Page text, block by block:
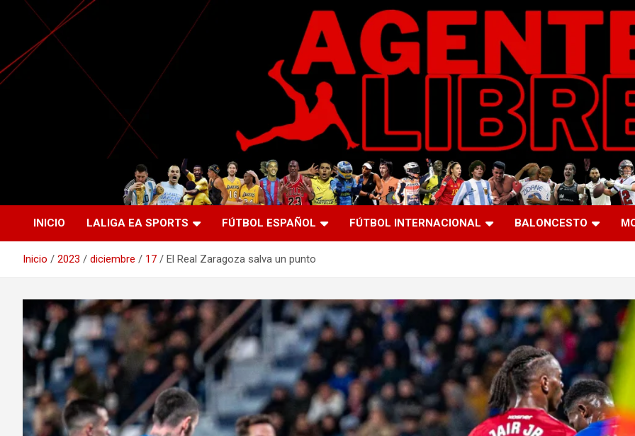
Saltar
contenido
Agente Libre Digital
La nueva generación del periodismo deportivo.
INICIO LALIGA EA SPORTS FÚTBOL ESPAÑOL FÚTBOL INTERNACIONAL BALONCESTO
Inicio 2023 diciembre 17 El Real Zaragoza salva un punto